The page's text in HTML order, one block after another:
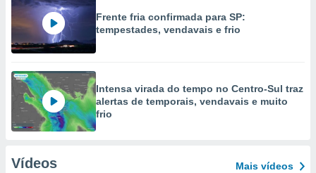
Frente fria confirmada para SP:
tempestades, vendavais e frio
Intensa virada do tempo no Centro-Sul traz
alertas de temporais, vendavais e muito
frio
Vídeos Mais vídeos